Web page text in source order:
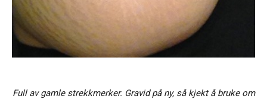
Full av gamle strekkmerker. Gravid på ny, så kjekt å bruke om